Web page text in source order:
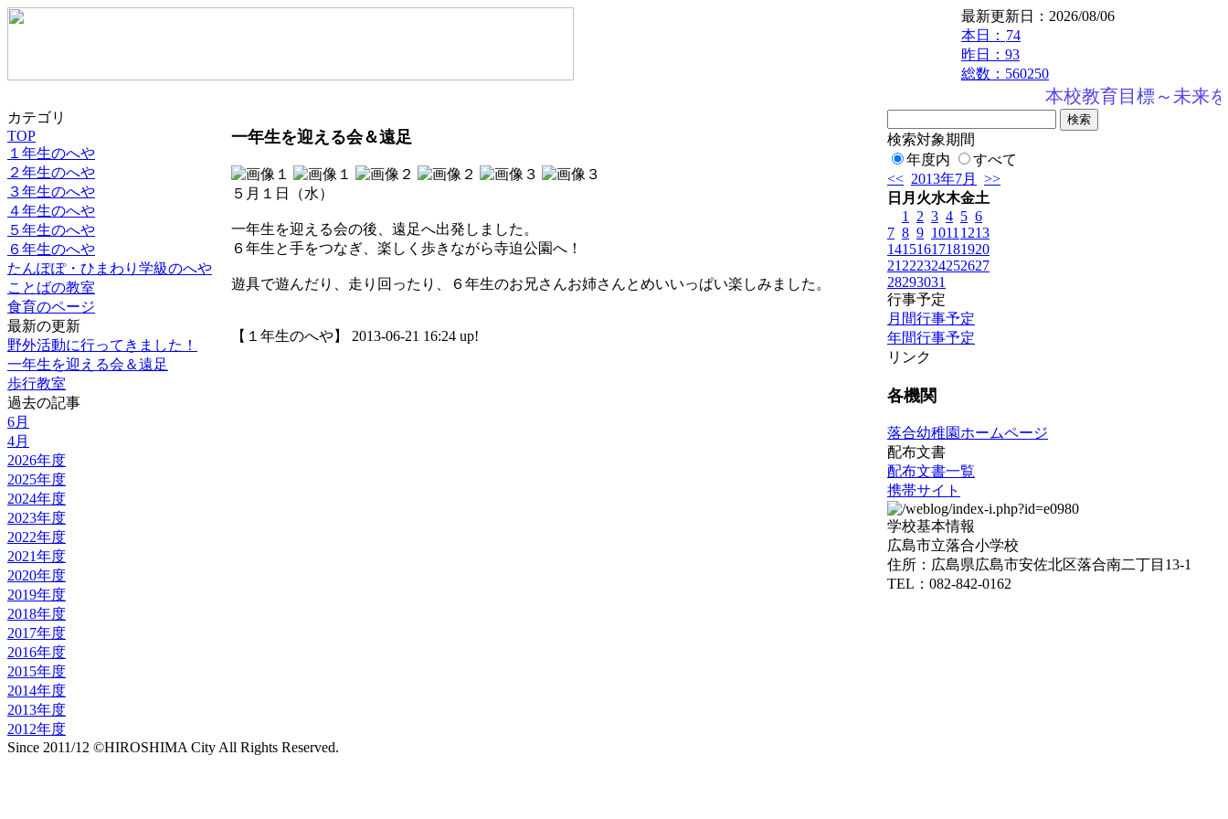
最新更新日：2026/08/06
本日： 74
昨日：93
総数：560250
本校教育目標～未来
カテゴリ
TOP
１年生のへや
２年生のへや
３年生のへや
４年生のへや
５年生のへや
６年生のへや
たんぽぽ・ひまわり学級のへや
ことばの教室
食育のページ
最新の更新
野外活動に行ってきました！
一年生を迎える会＆遠足
歩行教室
過去の記事
6月
4月
2026年度
2025年度
2024年度
2023年度
2022年度
2021年度
2020年度
2019年度
2018年度
2017年度
2016年度
2015年度
2014年度
2013年度
2012年度
一年生を迎える会＆遠足
５月１日（水）
一年生を迎える会の後、遠足へ出発しました。
６年生と手をつなぎ、楽しく歩きながら寺迫公園へ！
遊具で遊んだり、走り回ったり、６年生のお兄さんお姉さんとめいいっぱい楽しみました。
【１年生のへや】 2013-06-21 16:24 up!
検索対象期間
年度内
すべて
<< 2013年7月
>>
日 月 火水木金土
1
2 3 4 5 6
7 8 9 1011 1213
14151617181920
21 222324252627
28293031
行事予定
月間行事予定
年間行事予定
リンク
各機関
落合幼稚園ホームページ
配布文書
配布文書一覧
携帯サイト
学校基本情報
広島市立落合小学校
住所：広島県広島市安佐北区落合南二丁目13-1
TEL：082-842-0162
Since 2011/12 ©HIROSHIMA City All Rights Reserved.